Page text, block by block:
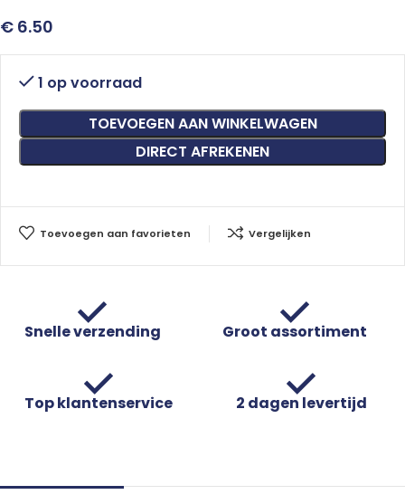
€ 6.50
1 op voorraad
TOEVOEGEN AAN WINKELWAGEN
DIRECT AFREKENEN
Toevoegen aan favorieten Vergelijken
Snelle verzending Groot assortiment
Top klantenservice 2 dagen levertijd